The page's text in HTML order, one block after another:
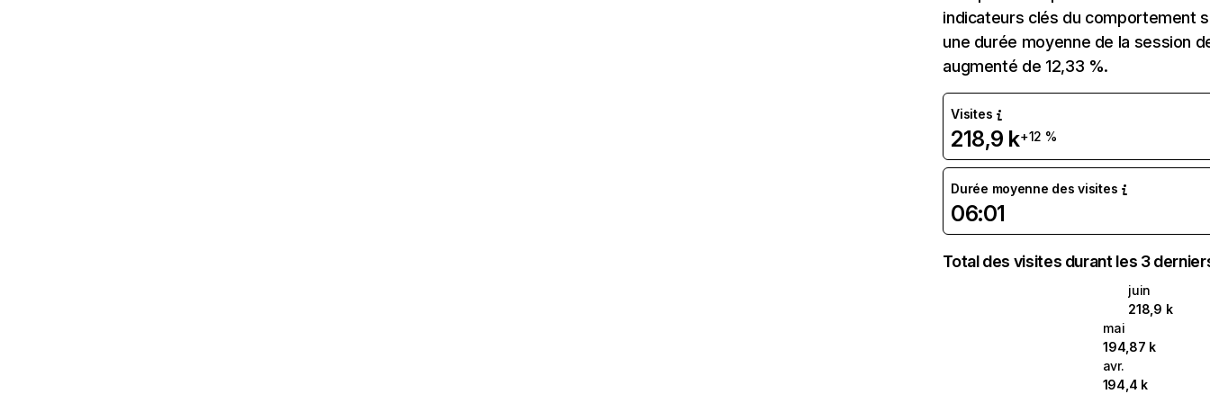
indicateurs clés du comportement
une durée moyenne de la session
augmenté de 12,33 %.
Visites
218,9 k+12 %
Durée moyenne des visites
06:01
Total des visites durant les 3
juin
218,9 k
mai
194,87 k
avr.
194,4 k